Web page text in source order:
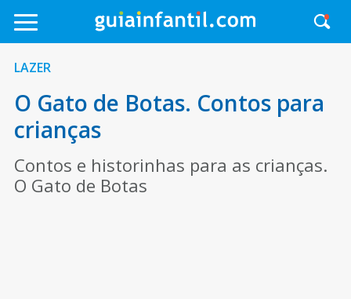
LAZER
O Gato de Botas. Contos para
crianças
Contos e historinhas para as crianças.
O Gato de Botas